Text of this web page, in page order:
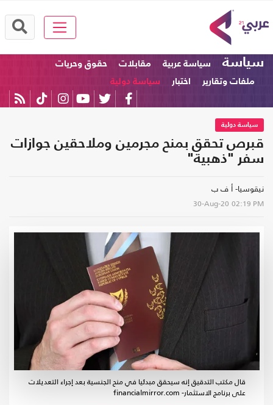
سياسة سياسة عربية مقابلات
حقوق وحريات
ملفات وتقارير
اختبار سياسة دولية
سياسة دولية
قبرص تحقق بمنح مجرمين وملاحقين جوازات
سفر "ذهبية"
نيقوسيا- أ ف ب
30-Aug-20 02:19 PM
قال مكتب التدقيق إنه سيحقق مبدئيا في منح الجنسية بعد إجراء التعديلات
على برنامج الاستثمار- financialmirror.com